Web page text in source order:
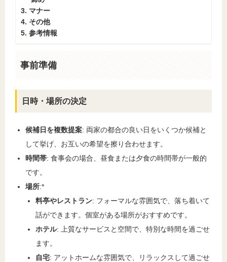
3. マナー
4. その他
5. 参考情報
事前準備
日時・場所の決定
候補日を複数提案: 両家の都合の良い日をいくつか候補と
して挙げ、お互いの希望を擦り合わせます。
時間帯: 食事会の場合、昼食または夕食の時間帯が一般的
です。
場所:*
料亭やレストラン: フォーマルな雰囲気で、落ち着いて
話ができます。個室がある場所がおすすめです。
ホテル: 上質なサービスと空間で、特別な時間を過ごせ
ます。
自宅: アットホームな雰囲気で、リラックスして過ごせ